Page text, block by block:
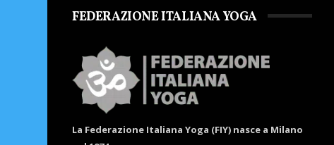
FEDERAZIONE ITALIANA YOGA
La Federazione Italiana Yoga (FIY) nasce a Milano